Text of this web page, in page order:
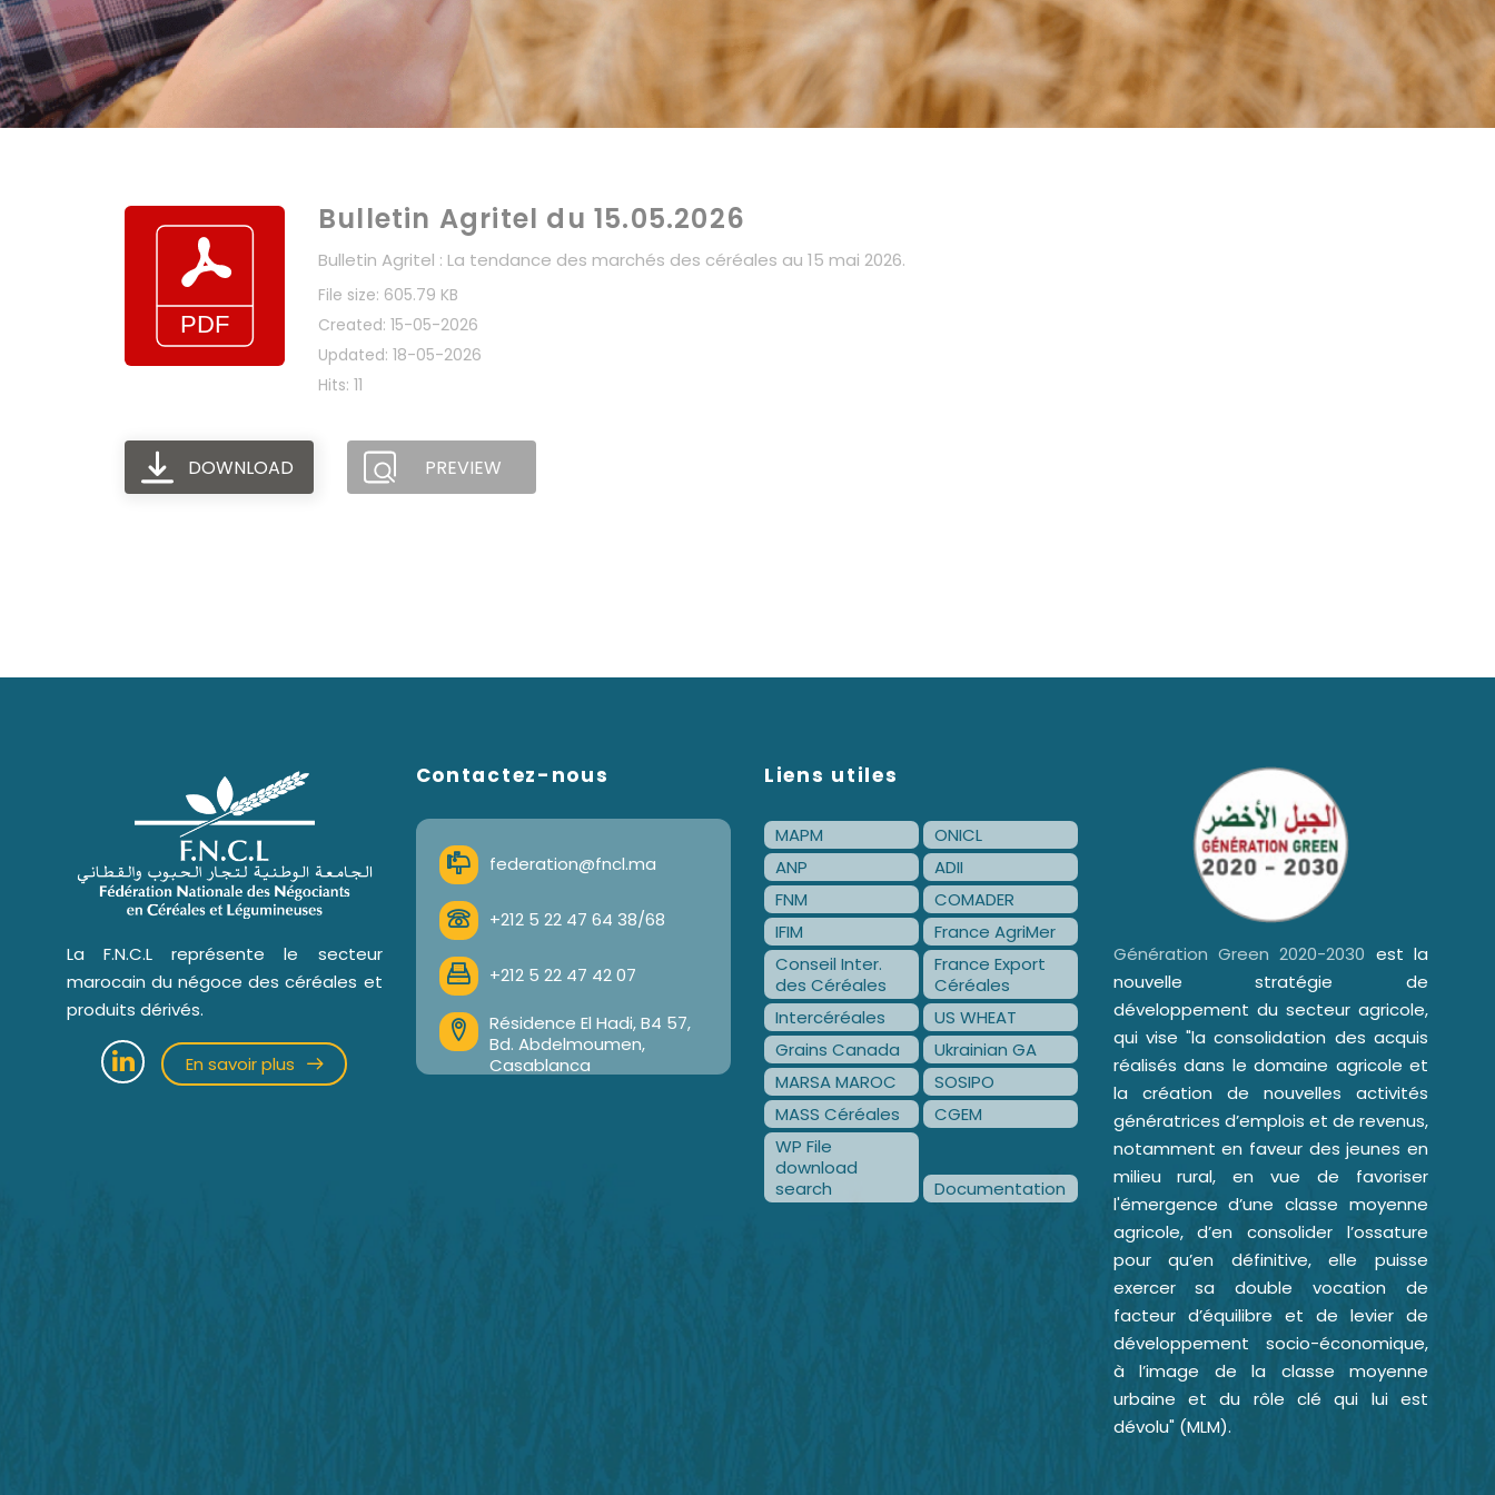
Bulletin Agritel du 15.05.2026
Bulletin Agritel : La tendance des marchés des céréales au 15 mai 2026.
File size: 605.79 KB
Created: 15-05-2026
Updated: 18-05-2026
Hits: 11
DOWNLOAD PREVIEW
La F.N.C.L représente le secteur
marocain du négoce des céréales et
produits dérivés.
En savoir plus
Contactez-nous
federation@fncl.ma
+212 5 22 47 64 38/68
+212 5 22 47 42 07
Résidence El Hadi, B4 57,
Bd. Abdelmoumen,
Casablanca
Liens utiles
MAPM
ONICL
ANP
ADII
FNM
COMADER
IFIM
France AgriMer
Conseil Inter.
des Céréales
France Export
Céréales
Intercéréales
US WHEAT
Grains Canada
Ukrainian GA
MARSA MAROC
SOSIPO
MASS Céréales
CGEM
WP File
download
search
Documentation
Génération Green 2020-2030 est la
nouvelle stratégie de
développement du secteur agricole,
qui vise "la consolidation des acquis
réalisés dans le domaine agricole et
la création de nouvelles activités
génératrices d’emplois et de revenus,
notamment en faveur des jeunes en
milieu rural, en vue de favoriser
l'émergence d’une classe moyenne
agricole, d’en consolider l’ossature
pour qu’en définitive, elle puisse
exercer sa double vocation de
facteur d’équilibre et de levier de
développement socio-économique,
à l’image de la classe moyenne
urbaine et du rôle clé qui lui est
dévolu" (MLM).